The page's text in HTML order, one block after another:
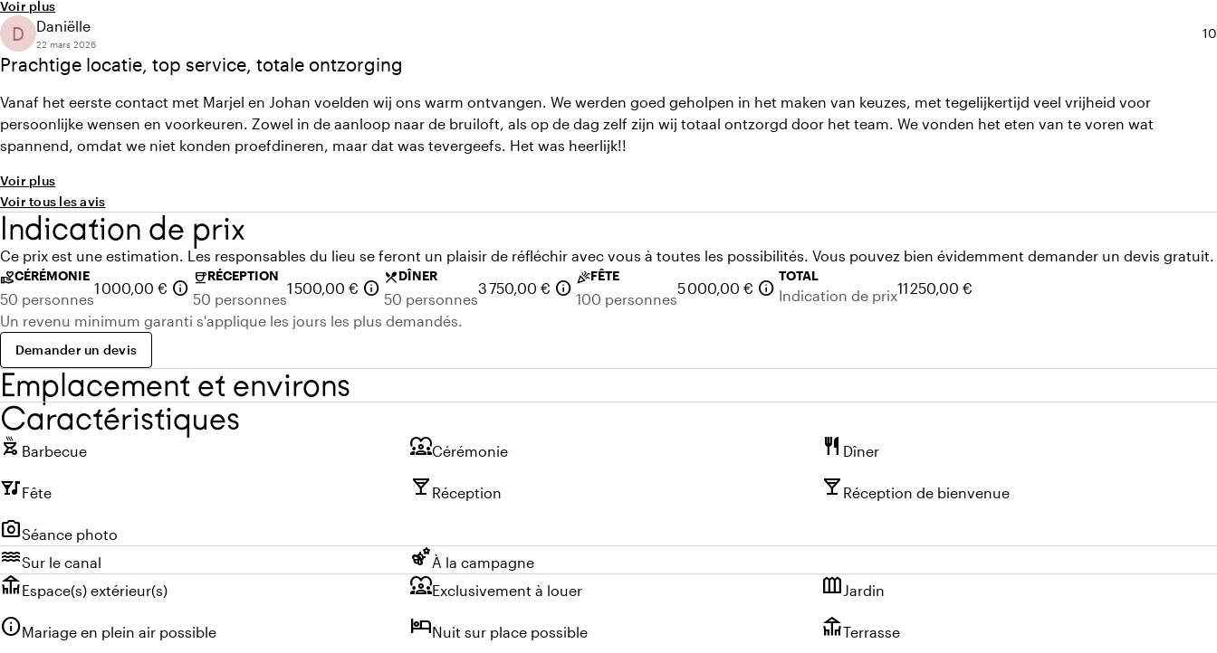
Voir plus
Prachtige locatie, top service, totale ontzorging
D Daniëlle
22 mars 2026
10
Vanaf het eerste contact met Marjel en Johan voelden wij ons warm ontvangen. We werden goed geholpen in het maken van keuzes, met tegelijkertijd veel vrijheid voor
persoonlijke wensen en voorkeuren. Zowel in de aanloop naar de bruiloft, als op de dag zelf zijn wij totaal ontzorgd door het team. We vonden het eten van te voren wat
spannend, omdat we niet konden proefdineren, maar dat was tevergeefs. Het was heerlijk!!
Voir plus
Voir tous les avis
Indication de prix
Ce prix est une estimation. Les responsables du lieu se feront un plaisir de réfléchir avec vous à toutes les possibilités. Vous pouvez bien évidemment demander un devis gratuit.
volunteer_activismCÉRÉMONIE
50 personnes
1 000,00 € info coffeeRÉCEPTION
50 personnes
1 500,00 € info local_diningDÎNER
50 personnes
3 750,00 € info celebrationFÊTE
100 personnes
5 000,00 € info
TOTAL
Indication de prix11 250,00 €
Un revenu minimum garanti s'applique les jours les plus demandés.
Demander un devis
Emplacement et environs
Caractéristiques
outdoor_grill Barbecue diversity_1Cérémonie restaurant Dîner
nightlifeFête local_bar Réception local_bar Réception de bienvenue
photo_cameraSéance photo
waterSur le canal emoji_natureÀ la campagne
deckEspace(s) extérieur(s) diversity_1Exclusivement à louer outdoor_gardenJardin
infoMariage en plein air possible hotelNuit sur place possible deckTerrasse